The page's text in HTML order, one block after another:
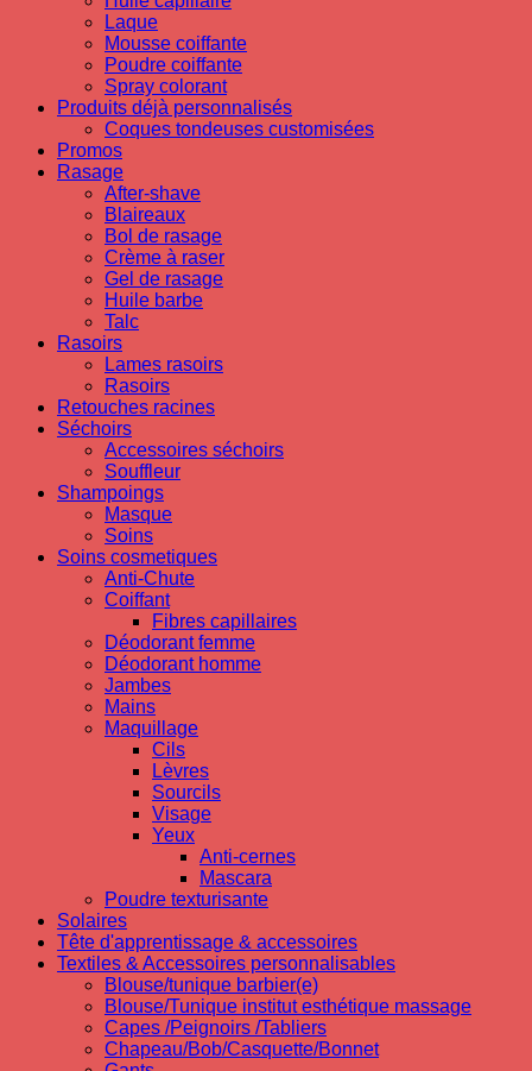
Laque
Mousse coiffante
Poudre coiffante
Spray colorant
Produits déjà personnalisés
Coques tondeuses customisées
Promos
Rasage
After-shave
Blaireaux
Bol de rasage
Crème à raser
Gel de rasage
Huile barbe
Talc
Rasoirs
Lames rasoirs
Rasoirs
Retouches racines
Séchoirs
Accessoires séchoirs
Souffleur
Shampoings
Masque
Soins
Soins cosmetiques
Anti-Chute
Coiffant
Fibres capillaires
Déodorant femme
Déodorant homme
Jambes
Mains
Maquillage
Cils
Lèvres
Sourcils
Visage
Yeux
Anti-cernes
Mascara
Poudre texturisante
Solaires
Tête d'apprentissage & accessoires
Textiles & Accessoires personnalisables
Blouse/tunique barbier(e)
Blouse/Tunique institut esthétique massage
Capes /Peignoirs /Tabliers
Chapeau/Bob/Casquette/Bonnet